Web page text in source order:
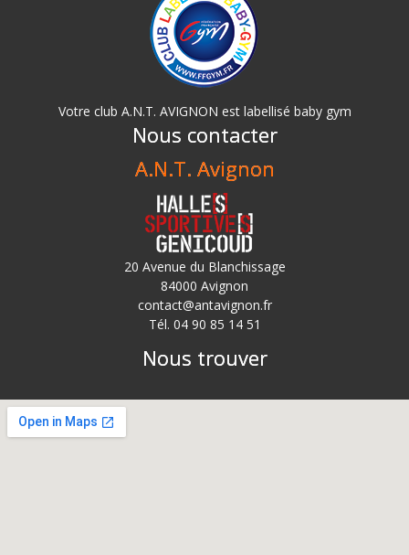
Votre club A.N.T. AVIGNON est labellisé baby gym
Nous contacter
A.N.T. Avignon
20 Avenue du Blanchissage
84000 Avignon
contact@antavignon.fr
Tél. 04 90 85 14 51
Nous trouver